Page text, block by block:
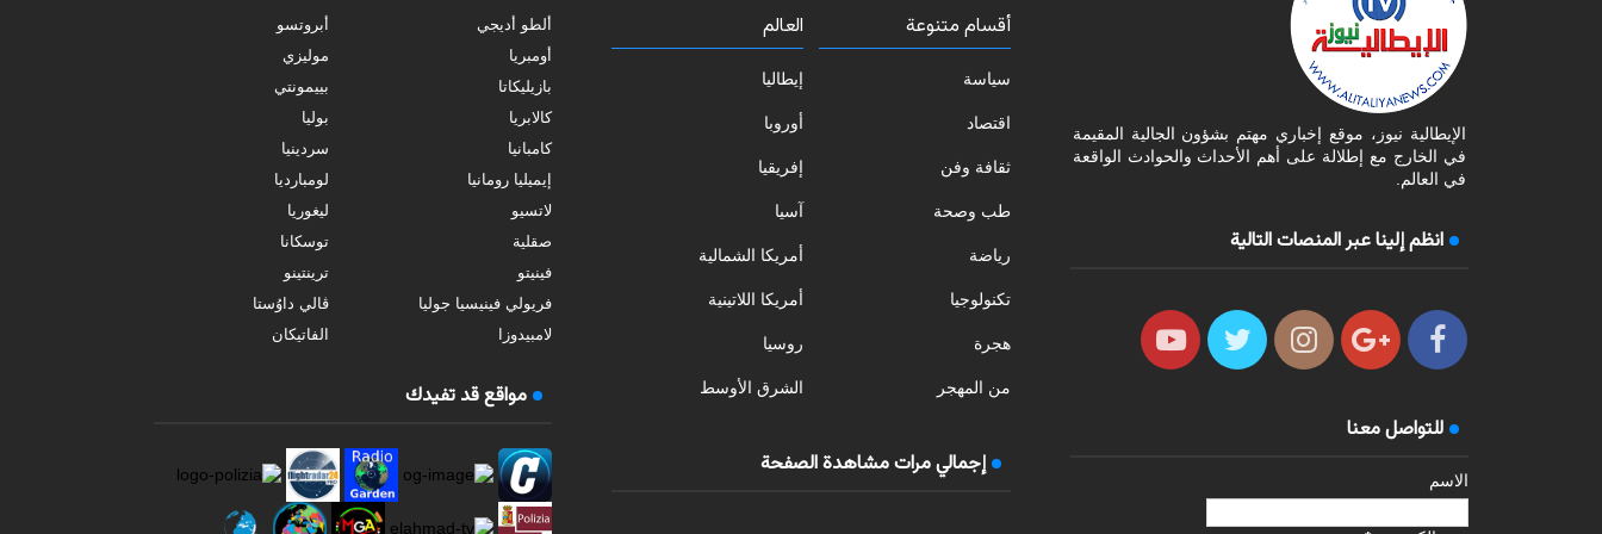
الإيطالية نيوز، موقع إخباري مهتم بشؤون الجالية المقيمة
في الخارج مع إطلالة على أهم الأحداث والحوادث الواقعة
في العالم.
انظم إلينا عبر المنصات التالية
للتواصل معنا
الاسم
أقسام متنوعة
سياسة
اقتصاد
ثقافة وفن
طب وصحة
رياضة
تكنولوجيا
هجرة
من المهجر
العالم
إيطاليا
أوروبا
إفريقيا
آسيا
أمريكا الشمالية
أمريكا اللاتينية
روسيا
الشرق الأوسط
إجمالي مرات مشاهدة الصفحة
ألطو أديجي
أبروتسو
أومبريا
موليزي
بازيليكاتا
بييمونتي
كالابريا
بوليا
كامبانيا
سردينيا
إيميليا رومانيا
لومبارديا
لاتسيو
ليغوريا
صقلية
توسكانا
فينيتو
ترينتينو
فريولي فينيسيا جوليا
ڤالي داوُستا
لامبيدوزا
الفاتيكان
مواقع قد تفيدك